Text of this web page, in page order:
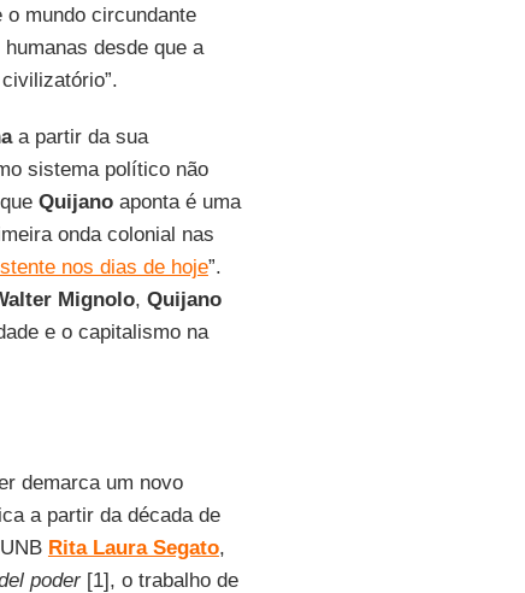
mundo circundante
desde que a
a partir da sua
sistema político não
Quijanoaponta é uma
onda colonial nas
nos dias de hoje”.
Mignolo, Quijano
e o capitalismo na
demarca um novo
a partir da década de
Rita Laura Segato,
poder [1], o trabalho de